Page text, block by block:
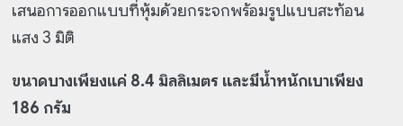
เสนอการออกแบบที่หุ้มด้วยกระจกพร้อมรูปแบบสะท้อน
แสง 3 มิติ
ขนาดบางเพียงแค่ 8.4 มิลลิเมตร และมีน้ำหนักเบาเพียง
186 กรัม